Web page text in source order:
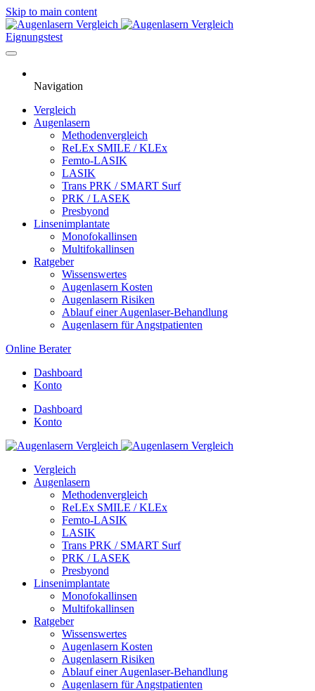
Skip to main content
Eignungstest
Navigation
Vergleich
Augenlasern
Methodenvergleich
ReLEx SMILE / KLEx
Femto-LASIK
LASIK
Trans PRK / SMART Surf
PRK / LASEK
Presbyond
Linsenimplantate
Monofokallinsen
Multifokallinsen
Ratgeber
Wissenswertes
Augenlasern Kosten
Augenlasern Risiken
Ablauf einer Augenlaser-Behandlung
Augenlasern für Angstpatienten
Online Berater
Dashboard
Konto
Dashboard
Konto
Vergleich
Augenlasern
Methodenvergleich
ReLEx SMILE / KLEx
Femto-LASIK
LASIK
Trans PRK / SMART Surf
PRK / LASEK
Presbyond
Linsenimplantate
Monofokallinsen
Multifokallinsen
Ratgeber
Wissenswertes
Augenlasern Kosten
Augenlasern Risiken
Ablauf einer Augenlaser-Behandlung
Augenlasern für Angstpatienten